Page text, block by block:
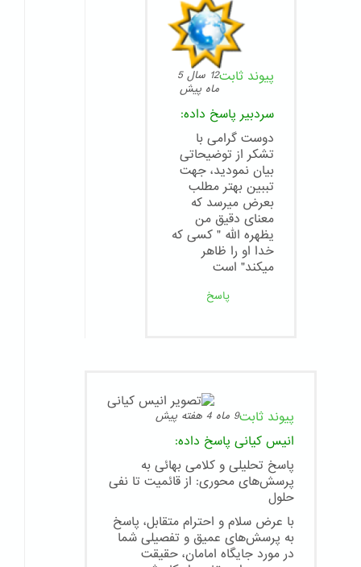
پیوند ثابت
12 سال 5
ماه پیش
سردبیر پاسخ داده:
دوست گرامی با
تشکر از توضیحاتی
بیان نمودید، جهت
تببین بهتر مطلب
بعرض میرسد که
معنای دقیق من
یظهره الله " کسی که
خدا او را ظاهر
میکند" است
پاسخ
پیوند ثابت9 ماه 4 هفته پیش
انیس کیانی پاسخ داده:
پاسخ تحلیلی و کلامی بهائی به
پرسش‌های محوری: از قائمیت تا نفی
حلول
با عرض سلام و احترام متقابل، پاسخ
به پرسش‌های عمیق و تفصیلی شما
در مورد جایگاه امامان، حقیقت